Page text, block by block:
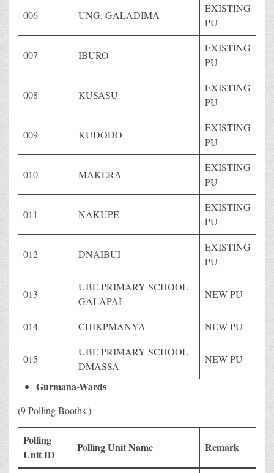
006 UNG. GALADIMA
EXISTING
PU
007 IBURO
EXISTING
PU
008 KUSASU
EXISTING
PU
009 KUDODO
EXISTING
PU
010 MAKERA
EXISTING
PU
011 NAKUPE
EXISTING
PU
012 DNAIBUI
EXISTING
PU
013
UBE PRIMARY SCHOOL
GALAPAI
NEW PU
014 CHIKPMANYA NEW PU
015
UBE PRIMARY SCHOOL
DMASSA
NEW PU
Gurmana-Wards
(9 Polling Booths )
Polling
Unit ID
Polling Unit Name Remark